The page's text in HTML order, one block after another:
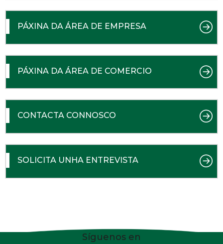
PÁXINA DA ÁREA DE EMPRESA
PÁXINA DA ÁREA DE COMERCIO
CONTACTA CONNOSCO
SOLICITA UNHA ENTREVISTA
Síguenos en